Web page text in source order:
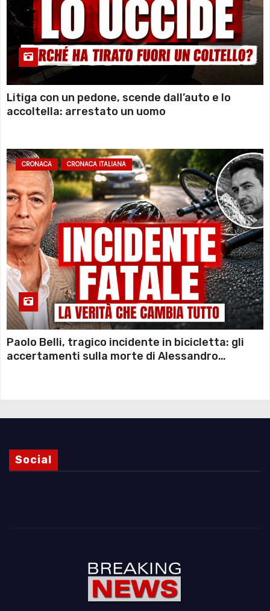
Litiga con un pedone, scende dall’auto e lo
accoltella: arrestato un uomo
CRONACA CRONACA ITALIANA
Paolo Belli, tragico incidente in bicicletta: gli
accertamenti sulla morte di Alessandro
Social